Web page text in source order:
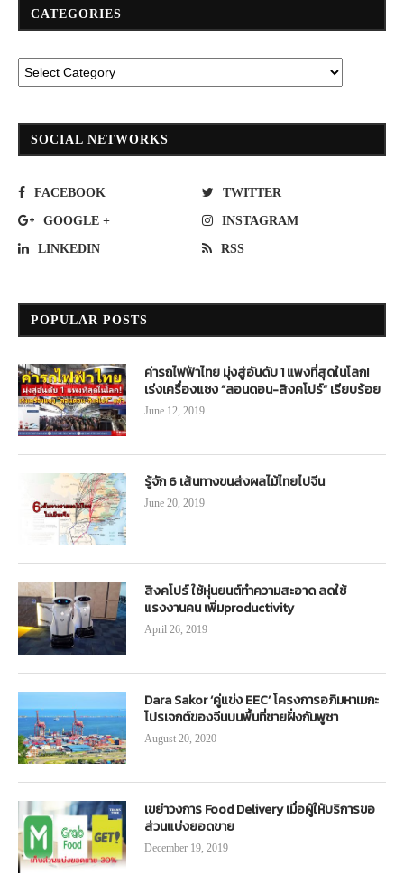
CATEGORIES
SOCIAL NETWORKS
FACEBOOK TWITTER
GOOGLE + INSTAGRAM
LINKEDIN RSS
POPULAR POSTS
ค่ารถไฟฟ้าไทย มุ่งสู่อันดับ 1 แพงที่สุดในโลก!
เร่งเครื่องแซง “ลอนดอน-สิงคโปร์” เรียบร้อย
June 12, 2019
รู้จัก 6 เส้นทางขนส่งผลไม้ไทยไปจีน
June 20, 2019
สิงคโปร์ ใช้หุ่นยนต์ทำความสะอาด ลดใช้
แรงงานคน เพิ่มproductivity
April 26, 2019
Dara Sakor ‘คู่แข่ง EEC’ โครงการอภิมหาเมกะ
โปรเจกต์ของจีนบนพื้นที่ชายฝั่งกัมพูชา
August 20, 2020
เขย่าวงการ Food Delivery เมื่อผู้ให้บริการขอ
ส่วนแบ่งยอดขาย
December 19, 2019